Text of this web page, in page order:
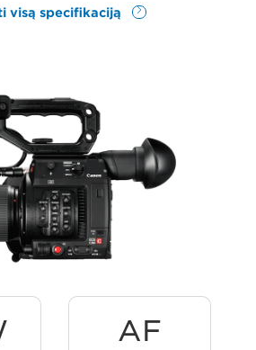
visą specifikaciją
AF